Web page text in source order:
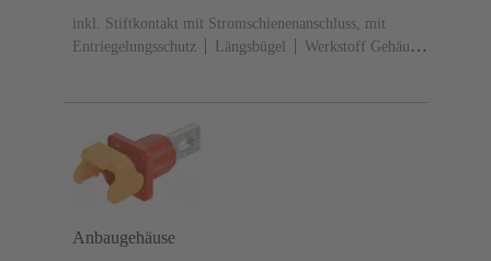
inkl. Stiftkontakt mit Stromschienenanschluss, mit
Entriegelungsschutz
Längsbügel
Werkstoff Gehäuse:
Anbaugehäuse